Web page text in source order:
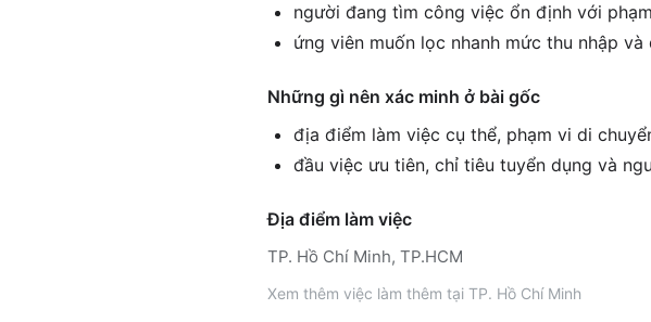
người đang tìm công việc ổn định với
ứng viên muốn lọc nhanh mức thu nhập
Những gì nên xác minh ở bài gốc
địa điểm làm việc cụ thể, phạm vi di
đầu việc ưu tiên, chỉ tiêu tuyển dụng và
Địa điểm làm việc
TP. Hồ Chí Minh, TP.HCM
Xem thêm việc làm thêm tại TP. Hồ Chí Minh